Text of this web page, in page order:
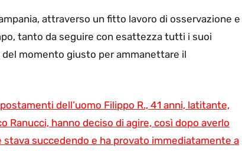
attraverso un fitto lavoro di osservazione e
tanto da seguire con esattezza tutti i suoi
momento giusto per ammanettare il
dell’uomo Filippo R., 41 anni, latitante,
hanno deciso di agire, così dopo averlo
succedendo e ha provato immediatamente a